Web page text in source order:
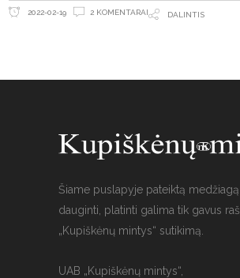
2022-02-19 2 KOMENTARAI DALINTIS
Šiame puslapyje pateiktą medžiagą
dauginti, platinti galima tik gavus
„Kupiškėnų mintys“ sutikimą.
UAB „Kupiškėnų mintys“,